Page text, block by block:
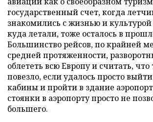
государственный счет, когда
знакомились с жизнью и культурой
куда летали, тоже осталось в
Большинство рейсов, по крайней
средней протяженности,
облететь всю Европу и считать, что
повезло, если удалось просто
кабины и пройти в здание
стоянки в аэропорту просто не
большего.